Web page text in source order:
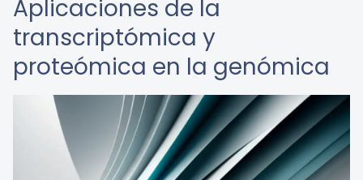
Aplicaciones de la
transcriptómica y
proteómica en la genómica